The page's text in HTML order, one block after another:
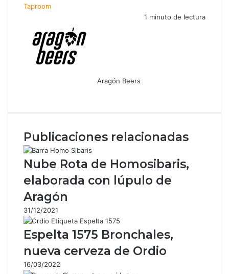
Taproom
Aragón Beers
1 minuto de lectura
correo
Publicaciones relacionadas
Nube Rota de Homosibaris,
elaborada con lúpulo de
Aragón
31/12/2021
Espelta 1575 Bronchales,
nueva cerveza de Ordio
16/03/2022